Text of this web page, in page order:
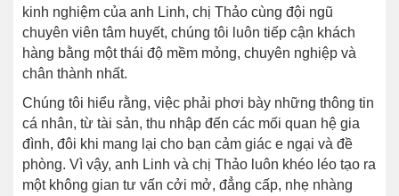
kinh nghiệm của anh Linh, chị Thảo cùng đội ngũ
chuyên viên tâm huyết, chúng tôi luôn tiếp cận khách
hàng bằng một thái độ mềm mỏng, chuyên nghiệp và
chân thành nhất.
Chúng tôi hiểu rằng, việc phải phơi bày những thông tin
cá nhân, từ tài sản, thu nhập đến các mối quan hệ gia
đình, đôi khi mang lại cho bạn cảm giác e ngại và đề
phòng. Vì vậy, anh Linh và chị Thảo luôn khéo léo tạo ra
một không gian tư vấn cởi mở, đẳng cấp, nhẹ nhàng